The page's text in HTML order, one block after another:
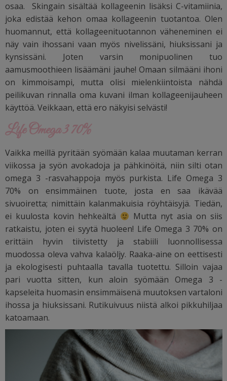
osaa. Skingain sisältää kollageenin lisäksi C-vitamiinia,
joka edistää kehon omaa kollageenin tuotantoa. Olen
huomannut, että kollageenituotannon väheneminen ei
näy vain ihossani vaan myös nivelissäni, hiuksissani ja
kynsissäni. Joten varsin monipuolinen tuo
aamusmoothieen lisäämäni jauhe! Omaan silmääni ihoni
on kimmoisampi, mutta olisi mielenkiintoista nähdä
peilikuvan rinnalla oma kuvani ilman kollageenijauheen
käyttöä. Veikkaan, että ero näkyisi selvästi!
Life Omega 3 70%
Vaikka meillä pyritään syömään kalaa muutaman kerran
viikossa ja syön avokadoja ja pähkinöitä, niin silti otan
omega 3 -rasvahappoja myös purkista. Life Omega 3
70% on ensimmäinen tuote, josta en saa ikävää
sivuoiretta; nimittäin kalanmakuisia röyhtäisyjä. Tiedän,
ei kuulosta kovin hehkeältä
Mutta nyt asia on siis
ratkaistu, joten ei syytä huoleen! Life Omega 3 70% on
erittäin hyvin tiivistetty ja stabiili luonnollisessa
muodossa oleva vahva kalaöljy. Raaka-aine on eettisesti
ja ekologisesti puhtaalla tavalla tuotettu. Silloin vajaa
pari vuotta sitten, kun aloin syömään Omega 3 -
kapseleita huomasin ensimmäisenä muutoksen vartaloni
ihossa ja hiuksissani. Rutikuivuus niistä alkoi pikkuhiljaa
katoamaan.